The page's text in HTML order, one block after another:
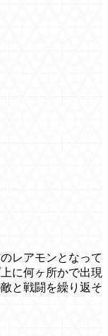
レアモンとなって
に何ヶ所かで出現
と戦闘を繰り返そ